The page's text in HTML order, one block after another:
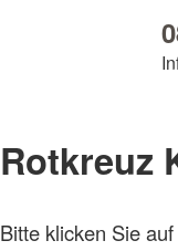
Rotkreuz
Bitte klicken Sie